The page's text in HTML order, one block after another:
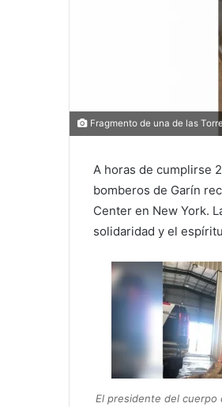
Fragmento de una de las
A horas de cumplirse
bomberos de Garín
Center en New York.
solidaridad y el
El presidente del cuerpo